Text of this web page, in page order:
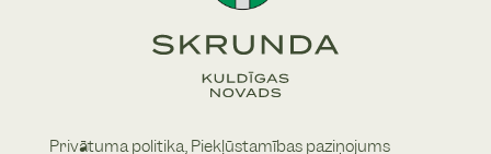
Vasaras noslēguma
zaļumballe Skrundā
Privātuma politika, Piekļūstamības paziņojums